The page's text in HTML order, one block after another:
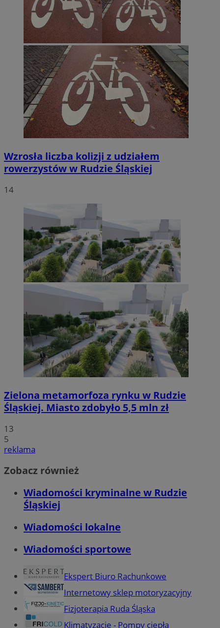
Wzrosła liczba kolizji z udziałem
rowerzystów w Rudzie Śląskiej
14
Zielona metamorfoza rynku w Rudzie
Śląskiej. Miasto zdobyło 5,5 mln zł
13
5
reklama
Zobacz również
Wiadomości kryminalne w Rudzie
Śląskiej
Wiadomości lokalne
Wiadomości sportowe
Ekspert Biuro Rachunkowe
Internetowy sklep motoryzacyjny
Fizjoterapia Ruda Śląska
Klimatyzacje - Pompy ciepła